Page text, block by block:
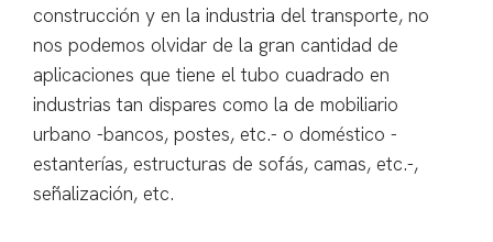
construcción y en la industria del transporte, no
nos podemos olvidar de la gran cantidad de
aplicaciones que tiene el tubo cuadrado en
industrias tan dispares como la de mobiliario
urbano -bancos, postes, etc.- o doméstico -
estanterías, estructuras de sofás, camas, etc.-,
señalización, etc.